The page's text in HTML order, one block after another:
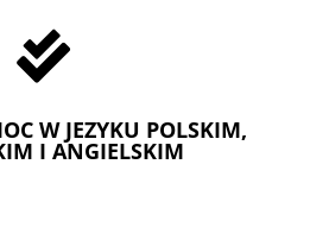

W JEZYKU POLSKIM,
I ANGIELSKIM